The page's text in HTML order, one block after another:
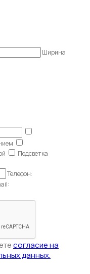
Ширина
Подсветка
Телефон:
согласие на
данных.